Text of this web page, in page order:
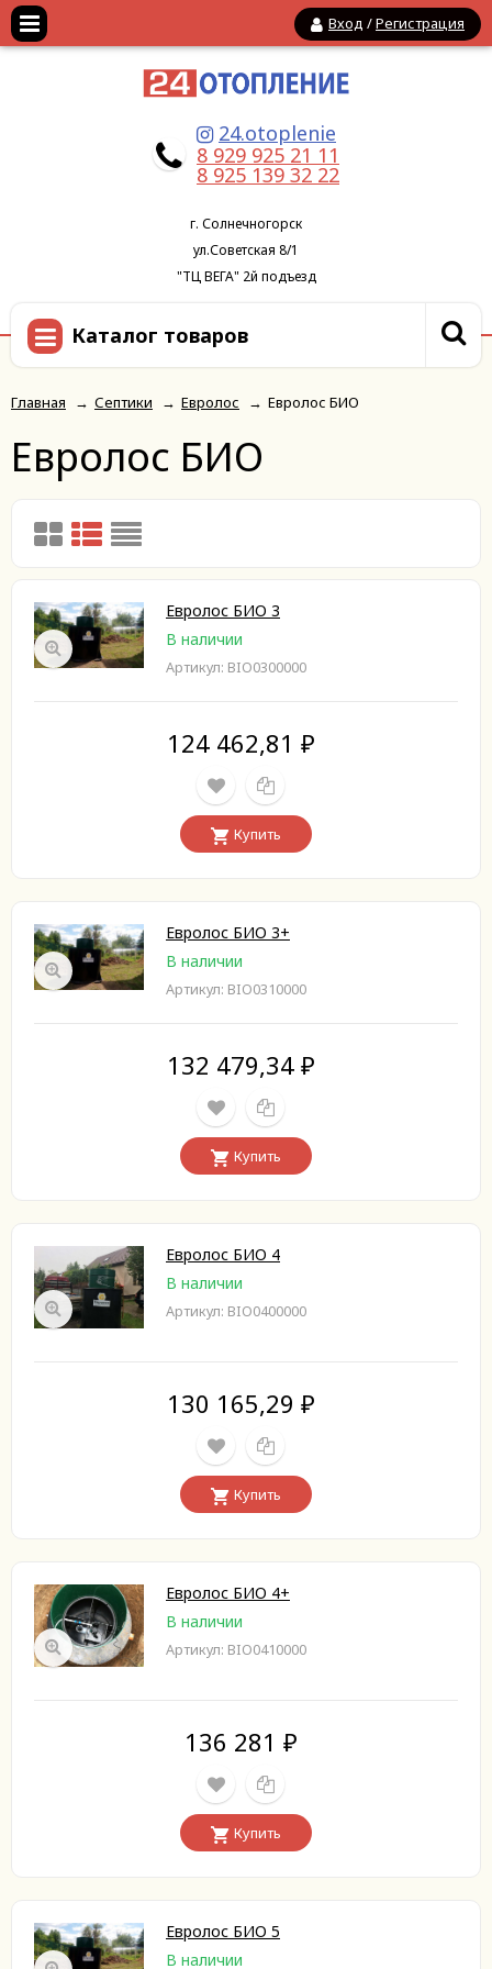
Вход /Регистрация
24.otoplenie
8 929 925 21 11
8 925 139 32 22
г. Солнечногорск
ул.Советская 8/1
"ТЦ ВЕГА" 2й подъезд
Каталог товаров
Главная → Септики → Евролос → Евролос БИО
Евролос БИО
Евролос БИО 3
В наличии
Артикул: BIO0300000
124 462,81 ₽
Купить
Евролос БИО 3+
В наличии
Артикул: BIO0310000
132 479,34 ₽
Купить
Евролос БИО 4
В наличии
Артикул: BIO0400000
130 165,29 ₽
Купить
Евролос БИО 4+
В наличии
Артикул: BIO0410000
136 281 ₽
Купить
Евролос БИО 5
В наличии